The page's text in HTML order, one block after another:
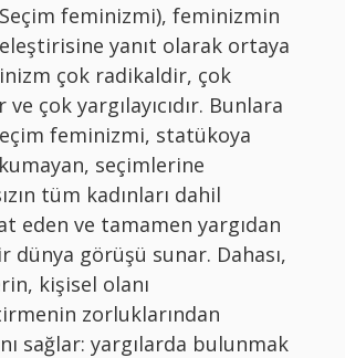
feminizmi), feminizmin
eleştirisine yanıt olarak ortaya
çok radikaldir, çok
ve çok yargılayıcıdır. Bunlara
feminizmi, statükoya
seçimlerine
tüm kadınları dahil
eden ve tamamen yargıdan
dünya görüşü sunar. Dahası,
kişisel olanı
zorluklarından
sağlar: yargılarda bulunmak